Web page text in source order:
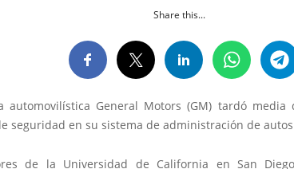
Share this...
automovilística General Motors (GM) tardó media
seguridad en su sistema de administración de autos
de la Universidad de California en San